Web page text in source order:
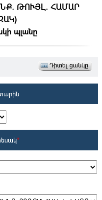
ԹՈՒՅԼ. ՀԱՄԱՐ
պլանը
*